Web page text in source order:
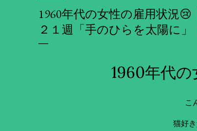
1960年代の女性の雇用状況
２１週「手のひらを太陽に」
1960年代
こ
猫好